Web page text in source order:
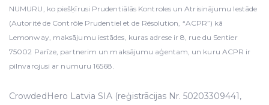
NUMURU, ko piešķīrusi Prudentiālās Kontroles un Atrisinājumu Iestāde
(Autorité de Contrôle Prudentiel et de Résolution, “ACPR”) kā
Lemonway, maksājumu iestādes, kuras adrese ir 8, rue du Sentier
75002 Parīze, partnerim un maksājumu aģentam, un kuru ACPR ir
pilnvarojusi ar numuru 16568.
CrowdedHero Latvia SIA (reģistrācijas Nr. 50203309441,